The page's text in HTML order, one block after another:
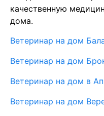
качественную
дома.
Ветеринар на дом
Ветеринар на дом
Ветеринар на дом в
Ветеринар на дом